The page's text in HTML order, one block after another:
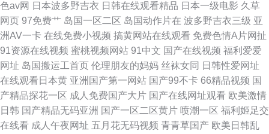
色av网 日本波多野吉衣 日韩在线观看精品 日本一级电影 久草
网页 97免费艹 岛国一区二区 岛国动作片在 波多野吉衣三级 亚
洲AV一卡 在线免费小视频 搞黄网站在线观看 免费色情A片网扯
91资源在线视频 蜜桃视频网站 91中文 国产在线视频 福利爱爱
网址 岛国搬运工首页 伦理朋友的妈妈 丝袜女同 日韩性爱网址
在线观看日本黄 亚洲国产第一网站 国产99不卡 66精品视频 国
产精品探花一区 成人免费国产大片 国产在线网址观看 欧美激情
日韩 国产精品无码亚洲 国产一区二区黄片 喷潮一区 福利姬足交
在线看 成人午夜网址 五月花无码视频 青青草国产 欧美日韩乱